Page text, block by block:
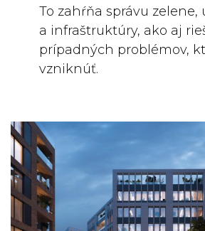
To zahŕňa správu
a infraštruktúry, ako aj
prípadných problémov,
vzniknúť.